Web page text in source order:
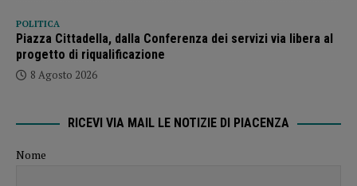
POLITICA
Piazza Cittadella, dalla Conferenza dei servizi via libera al
progetto di riqualificazione
8 Agosto 2026
RICEVI VIA MAIL LE NOTIZIE DI PIACENZA
Nome